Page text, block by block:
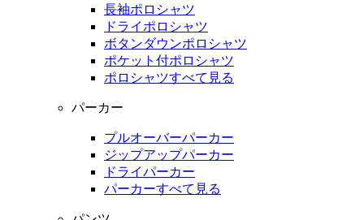
長袖ポロシャツ
ドライポロシャツ
ボタンダウンポロシャツ
ポケット付ポロシャツ
ポロシャツすべて見る
パーカー
プルオーバーパーカー
ジップアップパーカー
ドライパーカー
パーカーすべて見る